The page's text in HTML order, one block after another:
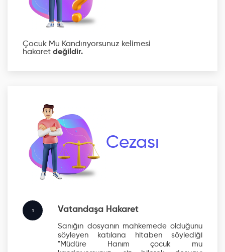
Çocuk Mu Kandırıyorsunuz kelimesi
hakaret değildir.
Cezası
1 Vatandaşa Hakaret
Sanığın dosyanın mahkemede olduğunu
söyleyen katılana hitaben söylediği
"Müdüre Hanım çocuk mu